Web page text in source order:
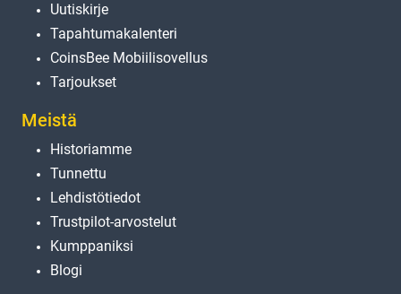
Uutiskirje
Tapahtumakalenteri
CoinsBee Mobiilisovellus
Tarjoukset
Meistä
Historiamme
Tunnettu
Lehdistötiedot
Trustpilot-arvostelut
Kumppaniksi
Blogi